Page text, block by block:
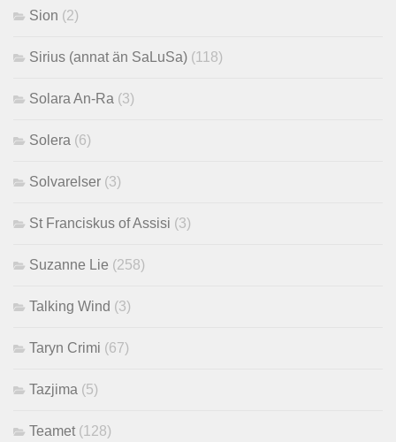
Sion (2)
Sirius (annat än SaLuSa) (118)
Solara An-Ra (3)
Solera (6)
Solvarelser (3)
St Franciskus of Assisi (3)
Suzanne Lie (258)
Talking Wind (3)
Taryn Crimi (67)
Tazjima (5)
Teamet (128)